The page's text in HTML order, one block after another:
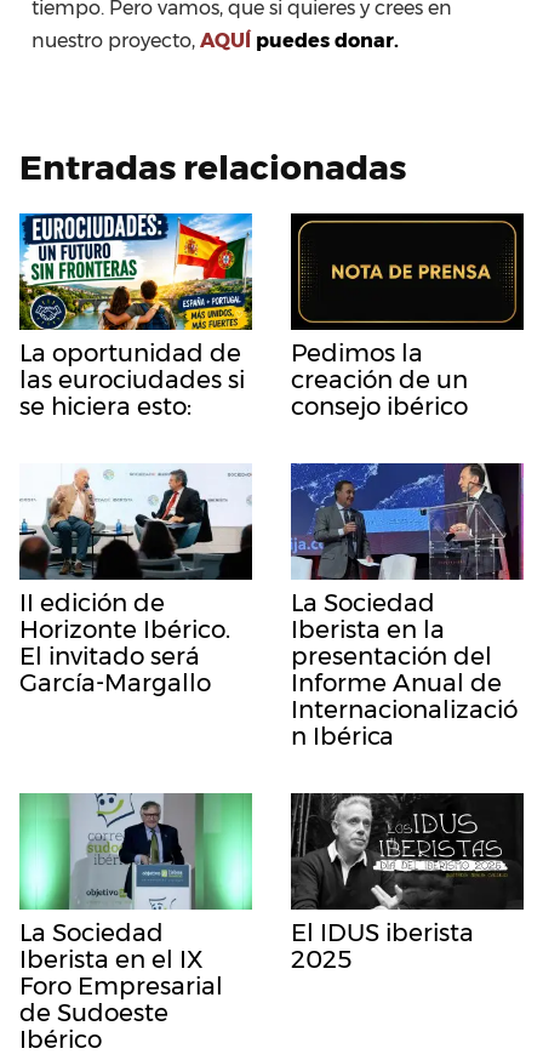
tiempo. Pero vamos, que si quieres y crees en
nuestro proyecto, AQUÍ puedes donar.
Entradas relacionadas
La oportunidad de
las eurociudades si
se hiciera esto:
Pedimos la
creación de un
consejo ibérico
II edición de
Horizonte Ibérico.
El invitado será
García-Margallo
La Sociedad
Iberista en la
presentación del
Informe Anual de
Internacionalizació
n Ibérica
La Sociedad
Iberista en el IX
Foro Empresarial
de Sudoeste
Ibérico
El IDUS iberista
2025